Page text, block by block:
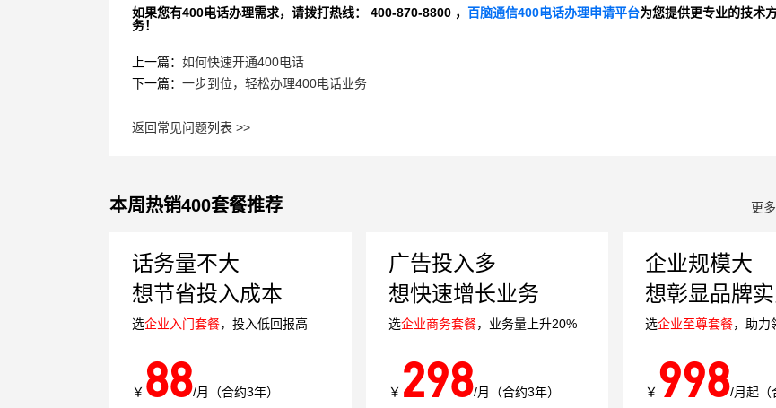
如果您有400电话办理需求，请拨打热线： 400-870-8800 ， 百脑通信400电话办理申请平台为您提供更专业的技术
务！
上一篇： 如何快速开通400电话
下一篇： 一步到位，轻松办理400电话业务
返回常见问题列表 >>
本周热销400套餐推荐 更
话务量不大
想节省投入成本
选企业入门套餐，投入低回报高
￥ 88/月（合约3年）
广告投入多
想快速增长业务
选企业商务套餐，业务量上升20%
￥ 298/月（合约3年）
企业规模大
想彰显品牌
选企业至尊套餐，助力
￥ 998/月起（